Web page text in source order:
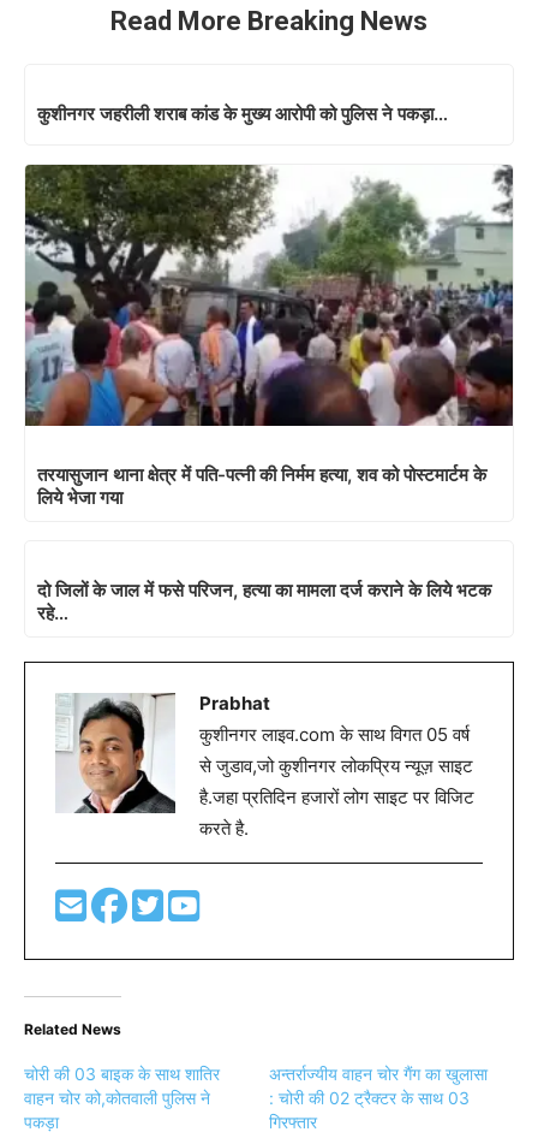
Read More Breaking News
कुशीनगर जहरीली शराब कांड के मुख्य आरोपी को पुलिस ने पकड़ा…
तरयासुजान थाना क्षेत्र में पति-पत्नी की निर्मम हत्या, शव को पोस्टमार्टम के
लिये भेजा गया
दो जिलों के जाल में फसे परिजन, हत्या का मामला दर्ज कराने के लिये भटक
रहे…
Prabhat
कुशीनगर लाइव.com के साथ विगत 05 वर्ष
से जुडाव,जो कुशीनगर लोकप्रिय न्यूज़ साइट
है.जहा प्रतिदिन हजारों लोग साइट पर विजिट
करते है.
Related News
चोरी की 03 बाइक के साथ शातिर
वाहन चोर को,कोतवाली पुलिस ने
पकड़ा
अन्तर्राज्यीय वाहन चोर गैंग का खुलासा
: चोरी की 02 ट्रैक्टर के साथ 03
गिरफ्तार